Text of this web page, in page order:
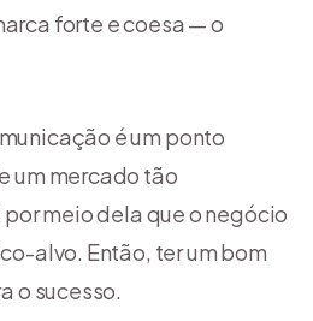
forte e coesa — o
é um ponto
um mercado tão
meio dela que o negócio
alvo. Então, ter um bom
o sucesso.